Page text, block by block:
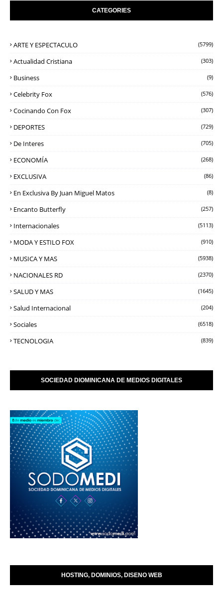
CATEGORIES
ARTE Y ESPECTACULO (5799)
Actualidad Cristiana (303)
Business (9)
Celebrity Fox (576)
Cocinando Con Fox (307)
DEPORTES (729)
De Interes (705)
ECONOMÍA (268)
EXCLUSIVA (86)
En Exclusiva By Juan Miguel Matos (8)
Encanto Butterfly (257)
Internacionales (5113)
MODA Y ESTILO FOX (910)
MUSICA Y MAS (5938)
NACIONALES RD (2370)
SALUD Y MAS (1645)
Salud Internacional (204)
Sociales (6518)
TECNOLOGIA (839)
SOCIEDAD DIOMINICANA DE MEDIOS DIGITALES
HOSTING, DOMINIOS, DISENO WEB